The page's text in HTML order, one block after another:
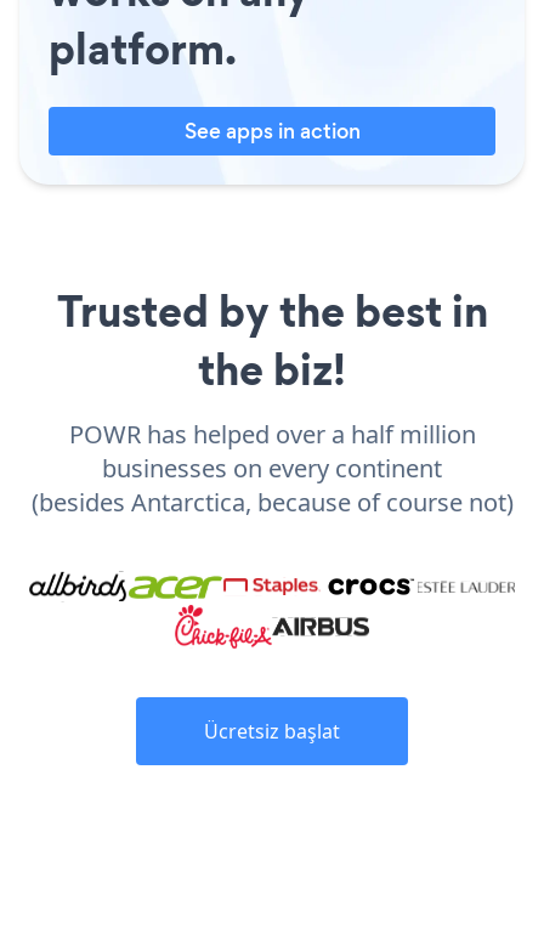
platform.
See apps in action
Trusted by the best in
the biz!
POWR has helped over a half million
businesses on every continent
(besides Antarctica, because of course not)
Ücretsiz başlat